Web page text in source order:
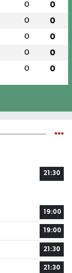
0 0
0 0
0 0
0 0
0 0
21:30
19:00
19:00
21:30
21:30